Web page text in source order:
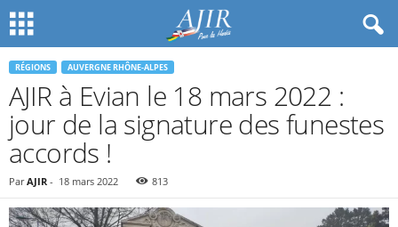
RÉGIONS AUVERGNE RHÔNE-ALPES
AJIR à Evian le 18 mars 2022 :
jour de la signature des funestes
accords !
Par AJIR - 18 mars 2022 813